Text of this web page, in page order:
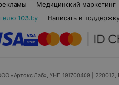
Медицинский маркетинг
103.by
Написать в поддержку
«Артокс Лаб», УНП 191700409 | 220012,